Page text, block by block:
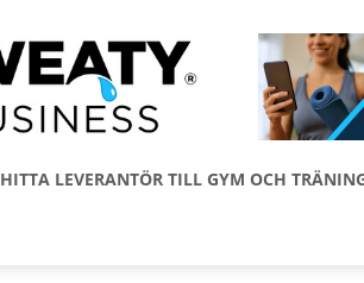
Sweaty
Business
HITTA LEVERANTÖR TILL GYM OCH